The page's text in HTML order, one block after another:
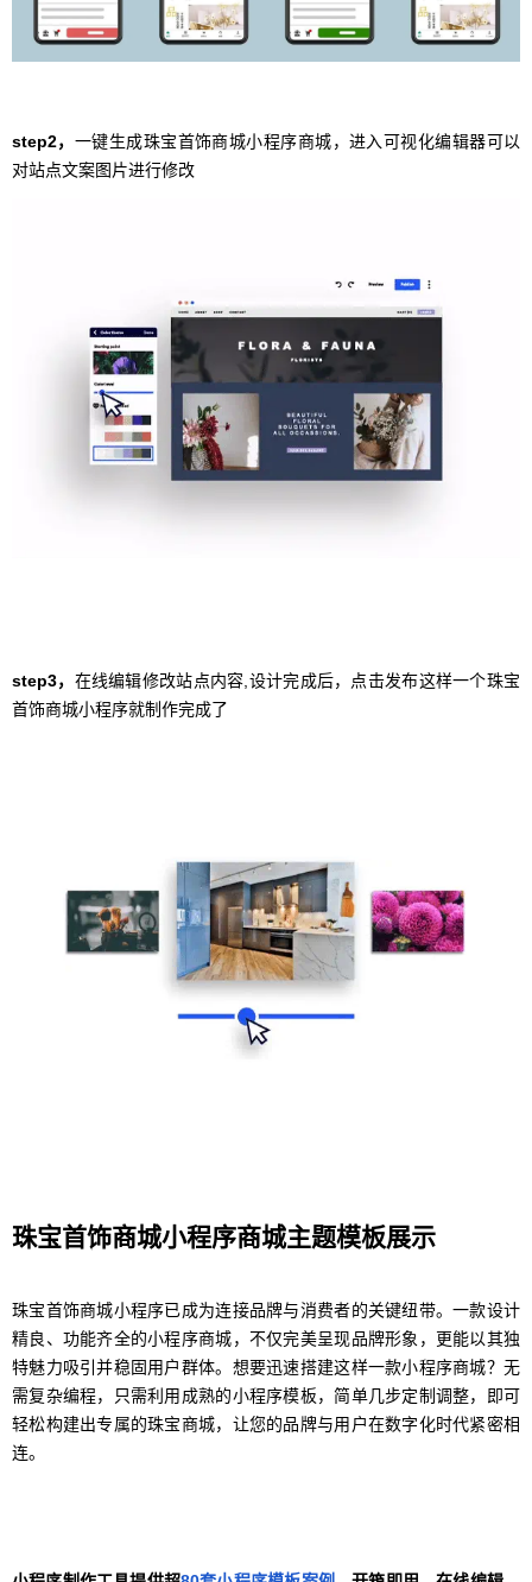
step2， 一键生成珠宝首饰商城小程序商城，进入可视化编辑器可以
对站点文案图片进行修改
step3， 在线编辑修改站点内容,设计完成后，点击发布这样一个珠宝
首饰商城小程序就制作完成了
珠宝首饰商城小程序商城主题模板展示
珠宝首饰商城小程序已成为连接品牌与消费者的关键纽带。一款设计
精良、功能齐全的小程序商城，不仅完美呈现品牌形象，更能以其独
特魅力吸引并稳固用户群体。想要迅速搭建这样一款小程序商城？无
需复杂编程，只需利用成熟的小程序模板，简单几步定制调整，即可
轻松构建出专属的珠宝商城，让您的品牌与用户在数字化时代紧密相
连。